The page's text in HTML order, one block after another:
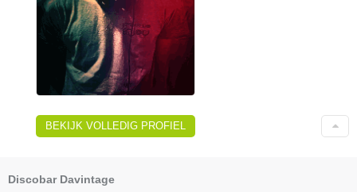
BEKIJK VOLLEDIG PROFIEL
Discobar Davintage